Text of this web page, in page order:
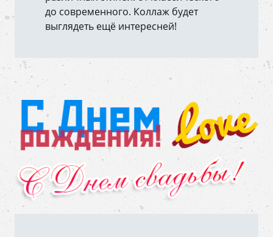
до современного. Коллаж будет
выглядеть ещё интересней!